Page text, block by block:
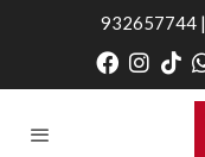
932657744 |